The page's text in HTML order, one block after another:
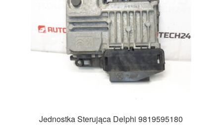
Jednostka Sterująca Delphi 9819595180